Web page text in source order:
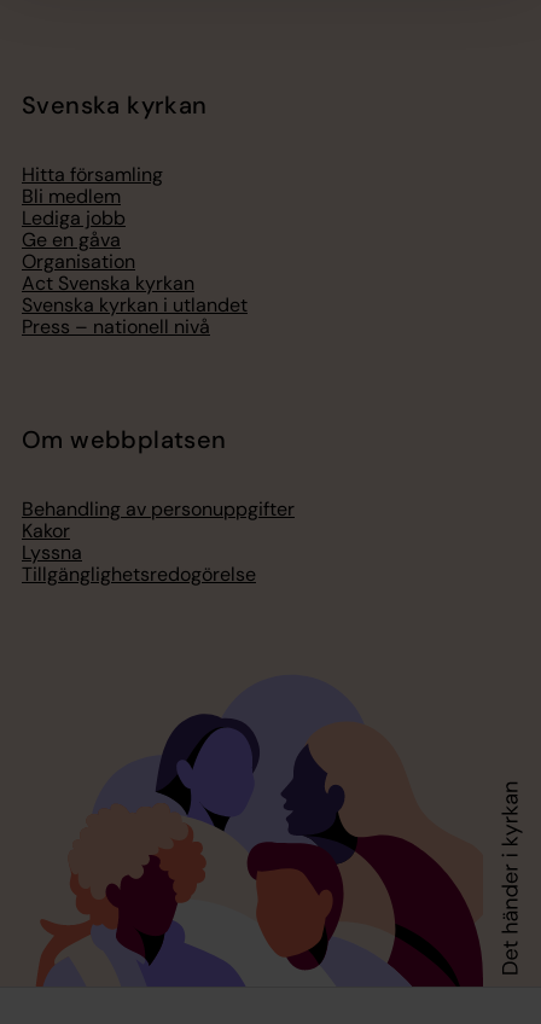
Svenska kyrkan
Hitta församling
Bli medlem
Lediga jobb
Ge en gåva
Organisation
Act Svenska kyrkan
Svenska kyrkan i utlandet
Press – nationell nivå
Om webbplatsen
Behandling av personuppgifter
Kakor
Lyssna
Tillgänglighetsredogörelse